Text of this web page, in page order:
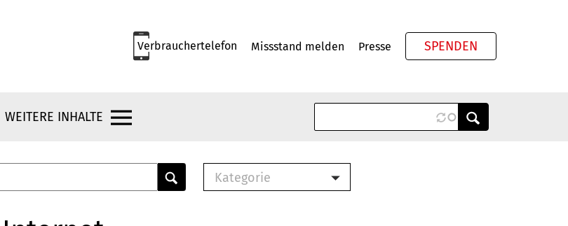
Verbrauchertelefon Missstand melden Presse SPENDEN
WEITERE INHALTE
Kategorie